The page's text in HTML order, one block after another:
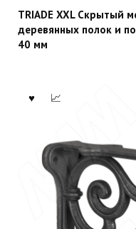
TRIADE XXL Скрытый
деревянных полок и
40 мм